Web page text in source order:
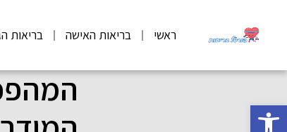
פתח סרגל נגישות
ראשי בריאות האישה בריאות